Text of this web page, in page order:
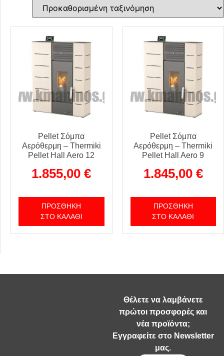
Pellet Σόμπα
Αερόθερμη – Thermiki
Pellet Hall Aero 12
1.855,00€
ΠΡΟΣΘΉΚΗ
ΣΤΟ ΚΑΛΆΘΙ
Pellet Σόμπα
Αερόθερμη – Thermiki
Pellet Hall Aero 9
1.845,00 €
ΠΡΟΣΘΉΚΗ
ΣΤΟ ΚΑΛΆΘΙ
Θέλετε να λαμβάνετε
πρώτοι προσφορές και
νέα προϊόντα;
Εγγραφείτε στο Newsletter
μας.